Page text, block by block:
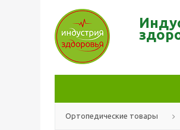
здор
Ортопедические товары